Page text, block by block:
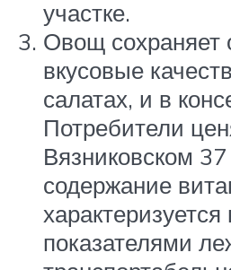
участке.
Овощ сохраняет
вкусовые
салатах, и в
Потребители
Вязниковском
содержание
показателями